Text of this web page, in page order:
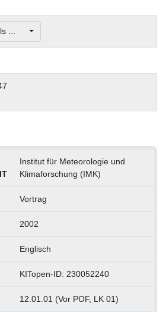
...
Institut für Meteorologie und
Klimaforschung (IMK)
Vortrag
2002
Englisch
KITopen-ID: 230052240
12.01.01 (Vor POF, LK 01)